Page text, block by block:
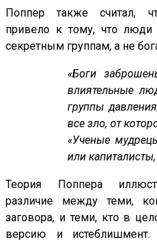
Поппер также считал,
привело к тому, что люди
секретным группам, а не
«Боги
влиятельные
группы
все зло, от
«Ученые
или
Теория Поппера
различие между теми,
заговора, и теми, кто в
версию и истеблишмент.